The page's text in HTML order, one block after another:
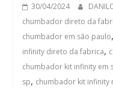
30/04/2024
chumbador direto da
chumbador em são paulo,
infinity direto da fabrica,
chumbador kit infinity em
sp, chumbador kit infinity